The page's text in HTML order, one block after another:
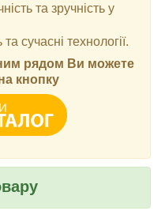
та зручність у
сучасні технології.
рядом Ви можете
кнопку